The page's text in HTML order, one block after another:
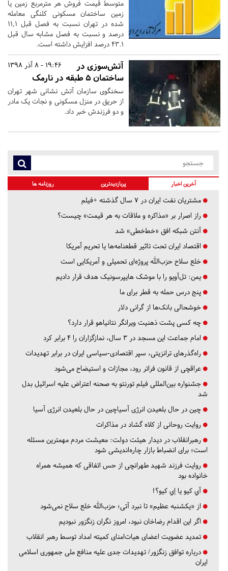
متوسط قیمت فروش هر مترمربع زمین یا
زمین ساختمان مسکونی کلنگی معامله
شده در تهران نسبت به فصل قبل ١١,١
درصد و نسبت به فصل مشابه سال قبل
٤٣.١ درصد افزایش داشته ‌است.
19:46 - 8 آذر 1398
آتش‌سوزی در
ساختمان ۵ طبقه در نارمک
سخنگوی سازمان آتش نشانی شهر تهران
از حریق در منزل مسکونی و نجات یک مادر
و دو فرزندش خبر داد.
آخرین اخبار پربازدیدترین روزنامه ها
مشتریان نفت ایران در ۷ سال گذشته +فیلم
راز اصرار بر «مذاکره و ملاقات به هر قیمت» چیست؟
آنتن شبکه افق «خط‌خطی» شد
اقتصاد ایران تحت تاثیر قطعنامه‌ها یا تحریم‌ آمریکا
خلع سلاح حزب‌الله پروژه‌ای تحمیلی و آمریکایی است
یمن: تل‌آویو را با موشک هایپرسونیک هدف قرار دادیم
پنج درس‌ حمله به قطر برای ما
خوشحالی بانک‌ها از گرانی دلار
چه کسی پشت ذهنیت ویرانگر نتانیاهو قرار دارد؟
امام جماعت این مسجد در ۳ سال، نمازگزاران را ۴ برابر کرد
راه‌گذرهای ترانزیتی، سپر اقتصادی-سیاسی ایران در برابر تهدیدات
عراقچی از قانون فراتر رود، مجازات و استیضاح می‌شود
جشنواره بین‌المللی فیلم تورنتو به صحنه اعتراض علیه اسرائیل بدل
شد
چین در حال بلعیدن انرژی آسیاچین در حال بلعیدن انرژی آسیا
روایت روحانی از کلاه گشاد در مذاکرات
رهبرانقلاب در دیدار هیئت دولت: معیشت مردم مهمترین مسئله
است؛ برای انضباط بازار چاره‌اندیشی شود
روایت فرزند شهید طهرانچی از حس اتفاقی که همیشه همراه
خانواده بود
آي كيو يا اِي كيو؟!
از «یکشنبه عظیم» تا نبرد آتی؛ حزب‌الله خلع سلاح نمی‌شود
اگر این اقدام رضاخان نبود، امروز نگران زنگزور نبودیم
تمدید عضویت اعضای هیات‌امنای کمیته امداد توسط رهبر انقلاب
درباره توافق زنگزور/ تهدیدات جدی علیه منافع ملی جمهوری اسلامی
ایران